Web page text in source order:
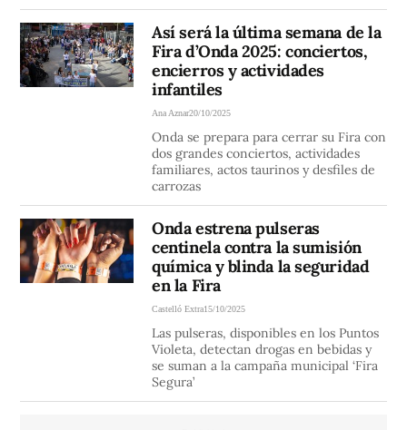
Así será la última semana de la
Fira d’Onda 2025: conciertos,
encierros y actividades
infantiles
Ana Aznar20/10/2025
Onda se prepara para cerrar su Fira con
dos grandes conciertos, actividades
familiares, actos taurinos y desfiles de
carrozas
Onda estrena pulseras
centinela contra la sumisión
química y blinda la seguridad
en la Fira
Castelló Extra15/10/2025
Las pulseras, disponibles en los Puntos
Violeta, detectan drogas en bebidas y
se suman a la campaña municipal ‘Fira
Segura’